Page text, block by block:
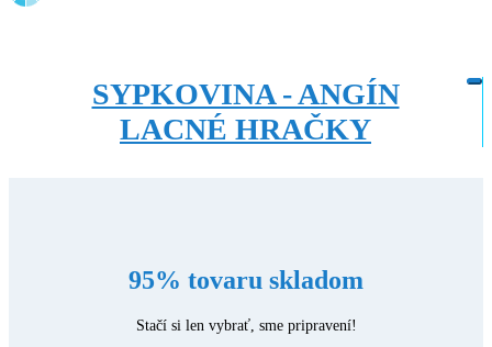
SYPKOVINA - ANGÍN
LACNÉ HRAČKY
95% tovaru skladom
Stačí si len vybrať, sme pripravení!